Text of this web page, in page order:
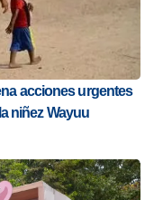
acciones urgentes
niñez Wayuu